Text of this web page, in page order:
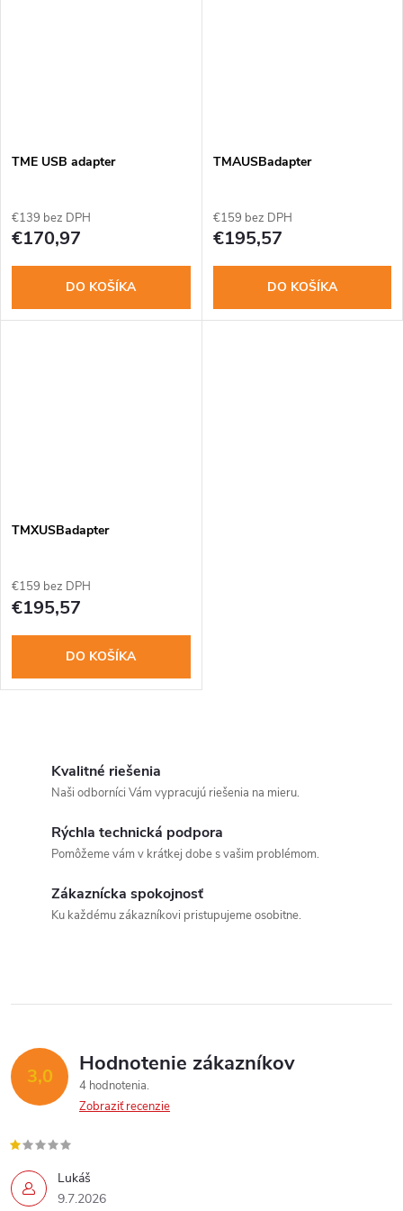
TME USB adapter
€139 bez DPH
€170,97
DO KOŠÍKA
TMAUSBadapter
€159 bez DPH
€195,57
DO KOŠÍKA
TMXUSBadapter
€159 bez DPH
€195,57
DO KOŠÍKA
i
p
r
v
k
Kvalitné riešenia
Naši odborníci Vám vypracujú riešenia na mieru.
Rýchla technická podpora
Pomôžeme vám v krátkej dobe s vašim problémom.
Zákaznícka spokojnosť
Ku každému zákazníkovi pristupujeme osobitne.
3,0 Hodnotenie zákazníkov
4 hodnotenia
Zobraziť recenzie
Lukáš
9.7.2026